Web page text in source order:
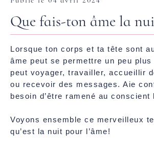
Que fais-ton âme la
Lorsque ton corps et ta tête sont
âme peut se permettre un peu
peut voyager, travailler, accueillir
ou recevoir des messages. Aie
besoin d’être ramené au conscient
Voyons ensemble ce merveilleux
qu’est la nuit pour l’âme!